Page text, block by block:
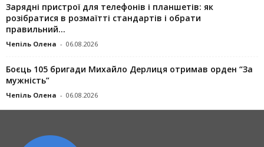
Зарядні пристрої для телефонів і планшетів: як
розібратися в розмаїтті стандартів і обрати
правильний...
Чепіль Олена - 06.08.2026
Боєць 105 бригади Михайло Дерлиця отримав орден “За
мужність”
Чепіль Олена - 06.08.2026